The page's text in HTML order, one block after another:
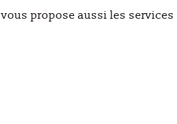
vous propose aussi les